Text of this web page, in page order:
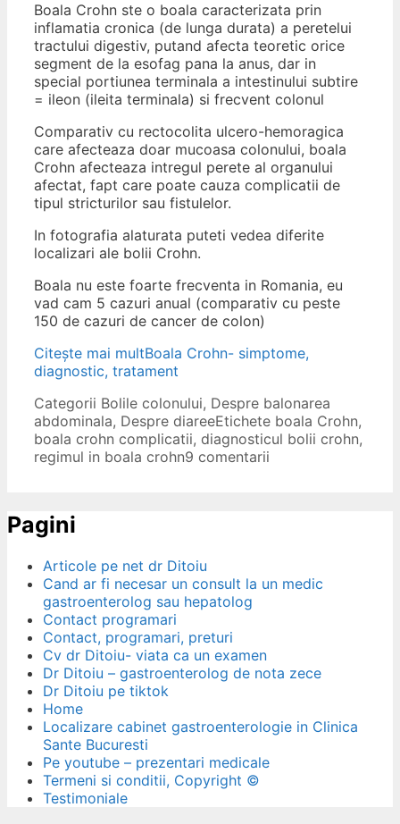
Boala Crohn ste o boala caracterizata prin
inflamatia cronica (de lunga durata) a peretelui
tractului digestiv, putand afecta teoretic orice
segment de la esofag pana la anus, dar in
special portiunea terminala a intestinului subtire
= ileon (ileita terminala) si frecvent colonul
Comparativ cu rectocolita ulcero-hemoragica
care afecteaza doar mucoasa colonului, boala
Crohn afecteaza intregul perete al organului
afectat, fapt care poate cauza complicatii de
tipul stricturilor sau fistulelor.
In fotografia alaturata puteti vedea diferite
localizari ale bolii Crohn.
Boala nu este foarte frecventa in Romania, eu
vad cam 5 cazuri anual (comparativ cu peste
150 de cazuri de cancer de colon)
Citește mai multBoala Crohn- simptome,
diagnostic, tratament
Categorii Bolile colonului, Despre balonarea
abdominala, Despre diareeEtichete boala Crohn,
boala crohn complicatii, diagnosticul bolii crohn,
regimul in boala crohn9 comentarii
Pagini
Articole pe net dr Ditoiu
Cand ar fi necesar un consult la un medic
gastroenterolog sau hepatolog
Contact programari
Contact, programari, preturi
Cv dr Ditoiu- viata ca un examen
Dr Ditoiu – gastroenterolog de nota zece
Dr Ditoiu pe tiktok
Home
Localizare cabinet gastroenterologie in Clinica
Sante Bucuresti
Pe youtube – prezentari medicale
Termeni si conditii, Copyright ©
Testimoniale